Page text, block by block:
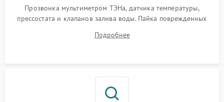
Прозвонка мультиметром ТЭНа, датчика температуры,
прессостата и клапанов залива воды. Пайка поврежденных
Восстановление целостности проводки и контактов.
Подробнее